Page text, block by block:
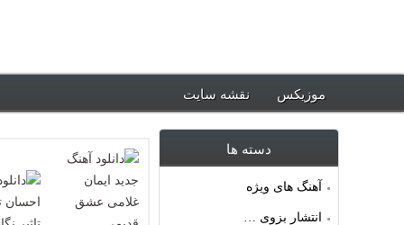
موزیکس نقشه سایت
دسته ها
آهنگ های ویژه
انتشار بزوی …